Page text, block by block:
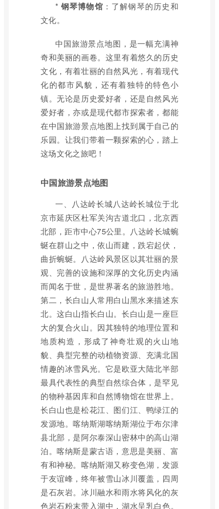
* 钢琴博物馆 ：了解钢琴的历史和
文化。
中国旅游景点地图，是一幅充满神
奇和美丽的画卷。这里有着悠久的历史
文化，有着壮丽的自然风光，有着现代
化的都市风貌，还有着独特的特色小
镇。无论是历史爱好者，还是自然风光
爱好者，亦或是现代都市探索者，都能
在中国旅游景点地图上找到属于自己的
乐园。让我们带着一颗探索的心，踏上
这场文化之旅吧！
中国旅游景点地图
一、八达岭长城八达岭长城位于北
京市延庆区杜军关沟古道北口，北京西
北部，距市中心75公里。八达岭长城蜿
蜒在群山之中，依山而建，跌宕起伏，
曲折蜿蜒。八达岭风景区以其壮丽的景
观、完善的设施和深厚的文化历史内涵
而闻名于世，是世界著名的旅游胜地。
第二，长白山人常用白山黑水来描述东
北。这白山指长白山。长白山是一座巨
大的复合火山。因其独特的地理位置和
地质构造，形成了神奇壮观的火山地
貌、典型完整的动植物资源、充满北国
情趣的冰雪风光。它是欧亚大陆北半部
最具代表性的典型自然综合体，是罕见
的物种基因库和自然博物馆在世界上。
长白山也是松花江、图们江、鸭绿江的
发源地。喀纳斯湖喀纳斯湖位于布尔津
县北部，是阿尔泰深山密林中的高山湖
泊。喀纳斯是蒙古语，意思是美丽、富
有和神秘。喀纳斯湖又称变色湖，发源
于友谊峰，终年被雪山冰川覆盖，四周
是石灰岩。冰川融水和雨水将风化的灰
色岩石粉末带入湖中，湖水呈乳白色。